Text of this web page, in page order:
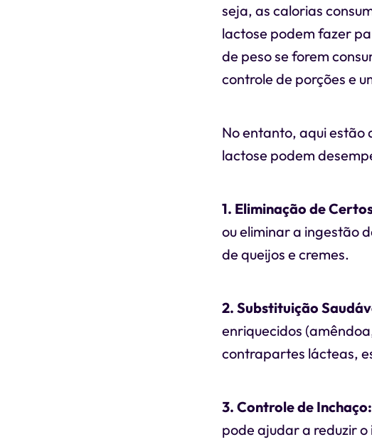
seja, as calorias
lactose podem fazer
de peso se forem
controle de porções e
No entanto, aqui estão
lactose podem
1. Eliminação de
ou eliminar a ingestão
de queijos e cremes.
2. Substituição
enriquecidos
contrapartes lácteas,
3. Controle de Inchaço:
pode ajudar a reduzir